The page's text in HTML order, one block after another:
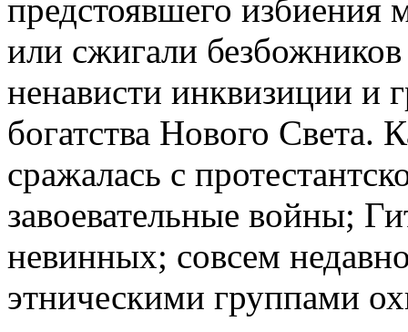
предстоявшего избиения
или сжигали
ненависти инквизиции и
богатства Нового Света.
сражалась с
завоевательные войны;
невинных; совсем
этническими группами